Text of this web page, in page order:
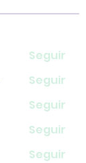
Seguir
Seguir
Seguir
Seguir
Seguir